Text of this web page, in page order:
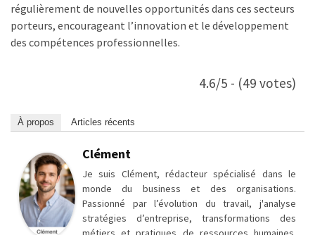
régulièrement de nouvelles opportunités dans ces secteurs
porteurs, encourageant l’innovation et le développement
des compétences professionnelles.
4.6/5 - (49 votes)
À propos Articles récents
Clément
Je suis Clément, rédacteur spécialisé dans le
monde du business et des organisations.
Passionné par l’évolution du travail, j'analyse
stratégies d’entreprise, transformations des